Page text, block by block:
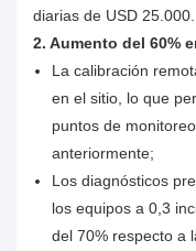
diarias de USD 25.000.
2. Aumento del 60%
La calibración
en el sitio, lo que
puntos de
anteriormente;
Los diagnósticos
los equipos a 0,3
del 70% respecto a